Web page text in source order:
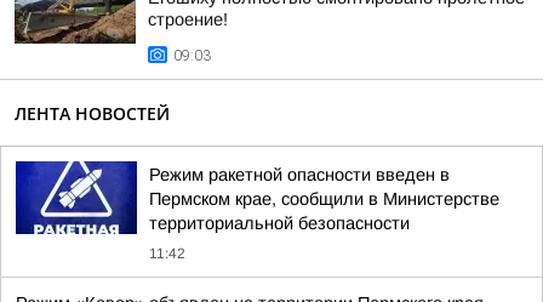
строение!
09:03
ЛЕНТА НОВОСТЕЙ
Режим ракетной опасности введен в
Пермском крае, сообщили в Министерстве
территориальной безопасности
11:42